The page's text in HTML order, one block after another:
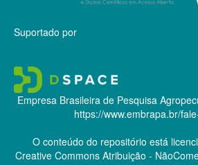
Suportado por
Empresa Brasileira de Pesquisa
https://www.embrapa.br/
O conteúdo do repositório está
Creative CommonsAtribuição -